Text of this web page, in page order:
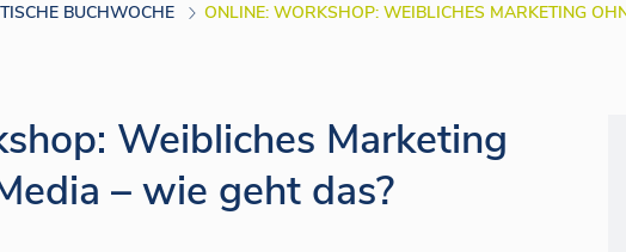
BUCHWOCHE ONLINE: WORKSHOP: WEIBLICHES MARKETING
Weibliches Marketing
– wie geht das?